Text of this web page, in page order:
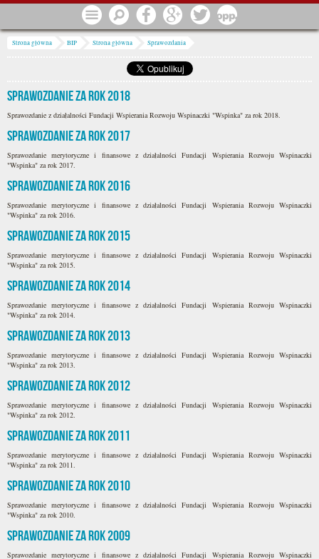
Przejdź do treści Menu Szukaj Facebook Google Twitter
Jesteś tutaj
Strona główna BIP Strona główna Sprawozdania
Sprawozdanie za rok 2018
Sprawozdanie z działalności Fundacji Wspierania Rozwoju Wspinaczki "Wspinka" za rok 2018.
Sprawozdanie za rok 2017
Sprawozdanie merytoryczne i finansowe z działalności Fundacji Wspierania Rozwoju Wspinaczki
"Wspinka" za rok 2017.
Sprawozdanie za rok 2016
Sprawozdanie merytoryczne i finansowe z działalności Fundacji Wspierania Rozwoju Wspinaczki
"Wspinka" za rok 2016.
Sprawozdanie za rok 2015
Sprawozdanie merytoryczne i finansowe z działalności Fundacji Wspierania Rozwoju Wspinaczki
"Wspinka" za rok 2015.
Sprawozdanie za rok 2014
Sprawozdanie merytoryczne i finansowe z działalności Fundacji Wspierania Rozwoju Wspinaczki
"Wspinka" za rok 2014.
Sprawozdanie za rok 2013
Sprawozdanie merytoryczne i finansowe z działalności Fundacji Wspierania Rozwoju Wspinaczki
"Wspinka" za rok 2013.
Sprawozdanie za rok 2012
Sprawozdanie merytoryczne i finansowe z działalności Fundacji Wspierania Rozwoju Wspinaczki
"Wspinka" za rok 2012.
Sprawozdanie za rok 2011
Sprawozdanie merytoryczne i finansowe z działalności Fundacji Wspierania Rozwoju Wspinaczki
"Wspinka" za rok 2011.
Sprawozdanie za rok 2010
Sprawozdanie merytoryczne i finansowe z działalności Fundacji Wspierania Rozwoju Wspinaczki
"Wspinka" za rok 2010.
Sprawozdanie za rok 2009
Sprawozdanie merytoryczne i finansowe z działalności Fundacji Wspierania Rozwoju Wspinaczki